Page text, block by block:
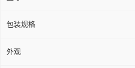
包装规格
外观